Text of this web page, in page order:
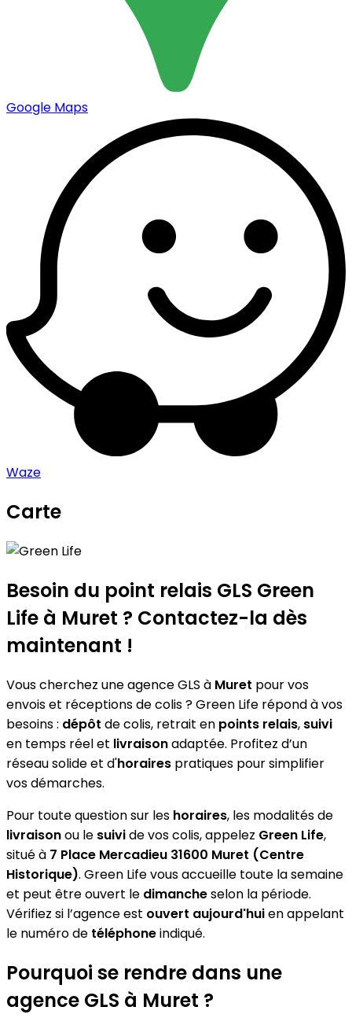
Google Maps
Waze
Carte
+
−
Besoin du point relais GLS Green
Life à Muret ? Contactez-la dès
maintenant !
Vous cherchez une agence GLS à Muret pour vos
envois et réceptions de colis ? Green Life répond à vos
besoins : dépôt de colis, retrait en points relais, suivi
en temps réel et livraisonadaptée. Profitez d’un
réseau solide et d'horaires pratiques pour simplifier
vos démarches.
Pour toute question sur les horaires, les modalités de
livraisonou le suivide vos colis, appelez Green Life,
situé à 7 Place Mercadieu 31600 Muret (Centre
Historique). Green Life vous accueille toute la semaine
et peut être ouvert le dimancheselon la période.
Vérifiez si l’agence est ouvert aujourd'huien appelant
le numéro de téléphoneindiqué.
Pourquoi se rendre dans une
agence GLS à Muret ?